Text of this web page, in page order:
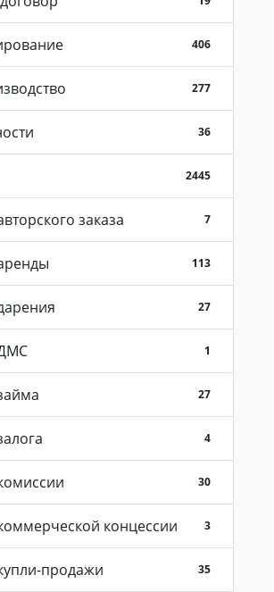
406
277
36
2445
заказа 7
113
27
1
27
4
30
концессии 3
продажи 35